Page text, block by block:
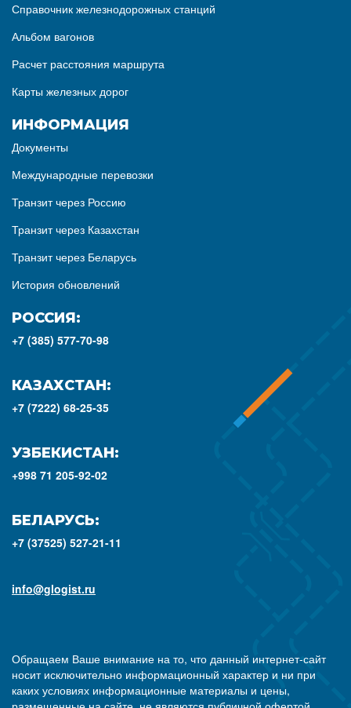
Справочник железнодорожных станций
Альбом вагонов
Расчет расстояния маршрута
Карты железных дорог
ИНФОРМАЦИЯ
Документы
Международные перевозки
Транзит через Россию
Транзит через Казахстан
Транзит через Беларусь
История обновлений
РОССИЯ:
+7 (385) 577-70-98
КАЗАХСТАН:
+7 (7222) 68-25-35
УЗБЕКИСТАН:
+998 71 205-92-02
БЕЛАРУСЬ:
+7 (37525) 527-21-11
info@glogist.ru
Обращаем Ваше внимание на то, что данный интернет-сайт
носит исключительно информационный характер и ни при
каких условиях информационные материалы и цены,